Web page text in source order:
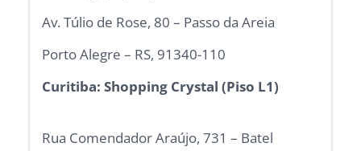
Av. Túlio de Rose, 80 – Passo da Areia
Porto Alegre – RS, 91340-110
Curitiba: Shopping Crystal (Piso L1)
Rua Comendador Araújo, 731 – Batel